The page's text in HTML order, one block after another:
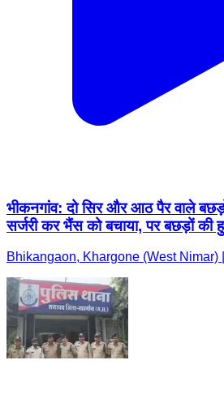
भीकनगांव: दो सिर और आठ पैर वाले
सर्जरी कर भैंस को बचाया, पर बछड़ों की
Bhikangaon, Khargone (West Nimar)